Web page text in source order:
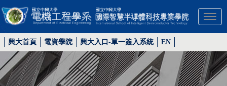
興大首頁 電資學院 興大入口-單一簽入系統 EN